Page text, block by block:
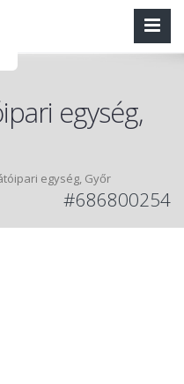
egység,
egység, Győr
#686800254